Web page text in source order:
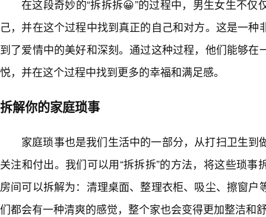
在这段奇妙的“拆拆拆😀”的过程中，男生女生不仅
己，并在这个过程中找到真正的自己和对方。这是一种
到了爱情中的美好和深刻。通过这种过程，他们能够在
悦，并在这个过程中找到更多的幸福和满足感。
拆解你的家庭琐事
家庭琐事也是我们生活中的一部分，从打扫卫生到
关注和付出。我们可以用“拆拆拆”的方法，将这些琐
房间可以拆解为：清理桌面、整理衣柜、吸尘、擦窗户
们都会有一种清爽的感觉，整个家也会变得更加整洁和